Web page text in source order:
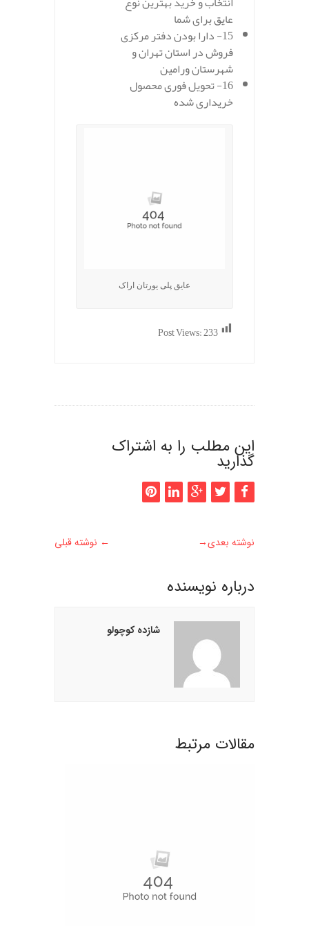
عایق برای شما
15- دارا بودن دفتر مرکزی
فروش در استان تهران و
شهرستان ورامین
16- تحویل فوری محصول
خریداری شده
عایق پلی یورتان اراک
Post Views:233
این مطلب را به اشتراک
گذارید
← نوشته قبلی نوشته بعدی→
درباره نويسنده
شازده کوچولو
مقالات مرتبط